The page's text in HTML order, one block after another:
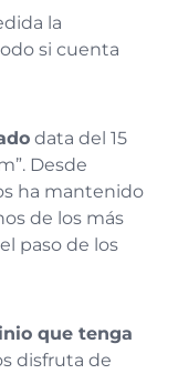
la
si cuenta
data del 15
Desde
ha mantenido
de los más
paso de los
que tenga
disfruta de